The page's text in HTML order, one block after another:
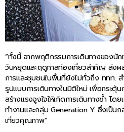
“ทั้งนี้ จากพฤติกรรมการเดินทางของนั
วันหยุดและฤดูกาลท่องเที่ยวสำคัญ ส่งผ
การและชุมชนในพื้นที่ยังไม่ทั่วถึง ททท.
รูปแบบการเดินทางในมิติใหม่ เพื่อกระ
สร้างแรงจูงใจให้เกิดการเดินทางซ้ำ โด
ทำงานและกลุ่ม Generation Y ซึ่งเป็น
เที่ยวคุณภาพ”